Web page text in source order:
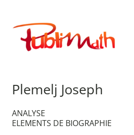
contenu
Publimath
Plemelj Joseph
ANALYSE
ELEMENTS DE BIOGRAPHIE